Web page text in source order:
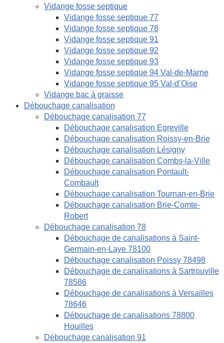
Vidange fosse septique
Vidange fosse septique 77
Vidange fosse septique 78
Vidange fosse septique 91
Vidange fosse septique 92
Vidange fosse septique 93
Vidange fosse septique 94 Val-de-Marne
Vidange fosse septique 95 Val-d’Oise
Vidange bac à graisse
Débouchage canalisation
Débouchage canalisation 77
Débouchage canalisation Egreville
Débouchage canalisation Roissy-en-Brie
Débouchage canalisation Lésigny
Débouchage canalisation Combs-la-Ville
Débouchage canalisation Pontault-
Combault
Débouchage canalisation Tournan-en-Brie
Débouchage canalisation Brie-Comte-
Robert
Débouchage canalisation 78
Débouchage de canalisations à Saint-
Germain-en-Laye 78100
Débouchage canalisation Poissy 78498
Débouchage de canalisations à Sartrouville
78586
Débouchage de canalisations à Versailles
78646
Débouchage de canalisations 78800
Houilles
Débouchage canalisation 91